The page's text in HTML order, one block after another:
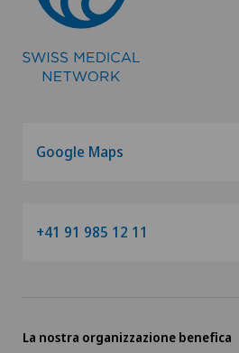
Google Maps
+41 91 985 12 11
La nostra organizzazione benefica